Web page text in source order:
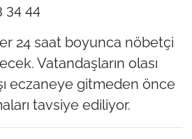
34 44
24 saat boyunca nöbetçi
Vatandaşların olası
eczaneye gitmeden önce
tavsiye ediliyor.